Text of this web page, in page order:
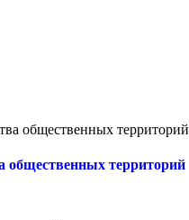
общественных территорий
общественных территорий